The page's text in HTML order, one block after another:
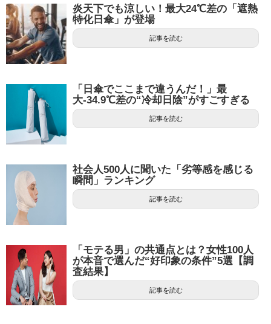
炎天下でも涼しい！最大24℃差の「遮熱
特化日傘」が登場
記事を読む
「日傘でここまで違うんだ！」最
大-34.9℃差の“冷却日陰”がすごすぎる
記事を読む
社会人500人に聞いた「劣等感を感じる
瞬間」ランキング
記事を読む
「モテる男」の共通点とは？女性100人
が本音で選んだ“好印象の条件”5選【調
査結果】
記事を読む